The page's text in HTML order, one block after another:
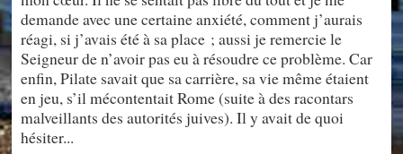
demande avec une certaine anxiété, comment j’aurais
réagi, si j’avais été à sa place ; aussi je remercie le
Seigneur de n’avoir pas eu à résoudre ce problème. Car
enfin, Pilate savait que sa carrière, sa vie même étaient
en jeu, s’il mécontentait Rome (suite à des racontars
malveillants des autorités juives). Il y avait de quoi
hésiter...